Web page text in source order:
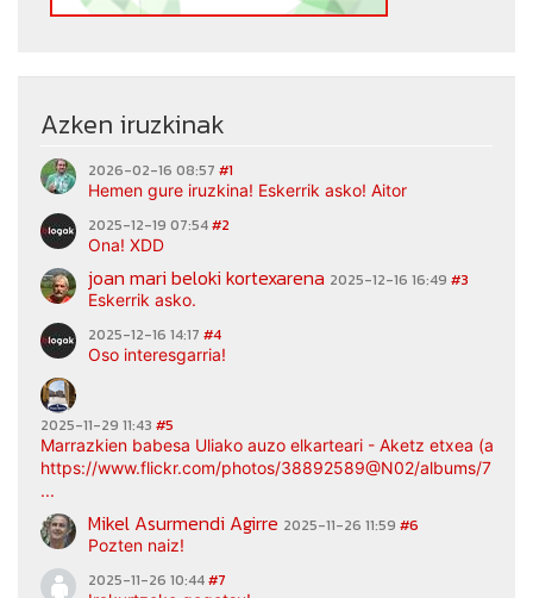
Azken iruzkinak
2026-02-16 08:57 #1
Hemen gure iruzkina! Eskerrik asko! Aitor
2025-12-19 07:54#2
Ona! XDD
joan mari beloki kortexarena 2025-12-16 16:49 #3
Eskerrik asko.
2025-12-16 14:17 #4
Oso interesgarria!
2025-11-29 11:43 #5
Marrazkien babesa Uliako auzo elkarteari - Aketz etxea
https://www.flickr.com/photos/38892589@N02/albums/
...
Mikel Asurmendi Agirre 2025-11-26 11:59 #6
Pozten naiz!
2025-11-26 10:44#7